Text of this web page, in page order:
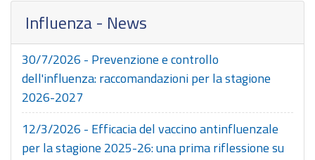
Influenza - News
30/7/2026 - Prevenzione e controllo
dell'influenza: raccomandazioni per la stagione
2026-2027
12/3/2026 - Efficacia del vaccino antinfluenzale
per la stagione 2025-26: una prima riflessione su